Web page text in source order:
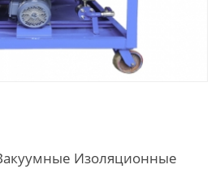
Изоляционные